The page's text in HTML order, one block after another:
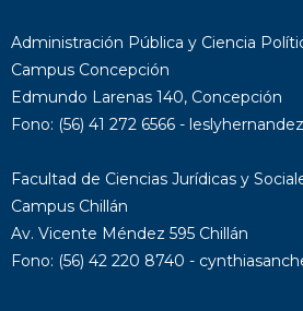
Administración Pública y Ciencia
Campus Concepción
Edmundo Larenas 140, Concepción
Fono: (56) 41 272 6566 -
Facultad de Ciencias Jurídicas y
Campus Chillán
Av. Vicente Méndez 595 Chillán
Fono: (56) 42 220 8740 -